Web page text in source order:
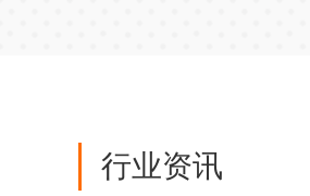
行业资讯